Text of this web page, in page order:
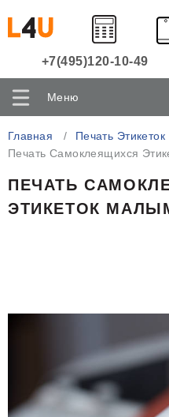
+7(495)120-10-49
Меню
Главная
Печать Этикеток
Печать Самоклеящихся
ПЕЧАТЬ
ЭТИКЕТОК